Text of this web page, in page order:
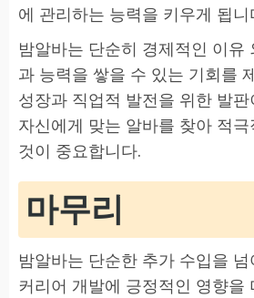
에 관리하는 능력을 키우게 됩니
밤알바는 단순히 경제적인 이유
과 능력을 쌓을 수 있는 기회를
성장과 직업적 발전을 위한 발
자신에게 맞는 알바를 찾아 적
것이 중요합니다.
마무리
밤알바는 단순한 추가 수입을
커리어 개발에 긍정적인 영향을